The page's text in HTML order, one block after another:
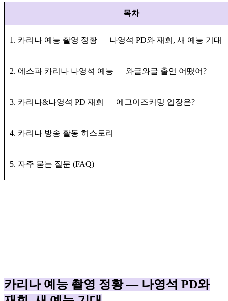
목차
1. 카리나 예능 촬영 정황 — 나영석 PD와 재회, 새 예능 기대
2. 에스파 카리나 나영석 예능 — 와글와글 출연 어땠어?
3. 카리나&나영석 PD 재회 — 에그이즈커밍 입장은?
4. 카리나 방송 활동 히스토리
5. 자주 묻는 질문 (FAQ)
카리나 예능 촬영 정황 — 나영석 PD와